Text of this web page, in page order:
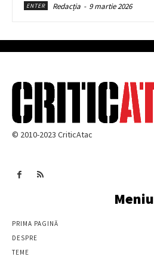
ENTER Redacția - 9 martie 2026
© 2010-2023 CriticAtac
Meniu
PRIMA PAGINĂ
DESPRE
TEME